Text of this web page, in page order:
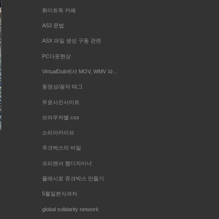
화이트독 카페
AS3 문법
ASX 파일 생성 구동 관련
PC다운현상
VirtualDub에서 MOV, WMV 파...
동영상/음악 태그
무료사진사이트
브라우저별 css
소리아카이브
주크박스의 비밀
프리랜서 웹디자이너
플래시로 쥬크박스 만들기
5월일본식과자
global solidarity network